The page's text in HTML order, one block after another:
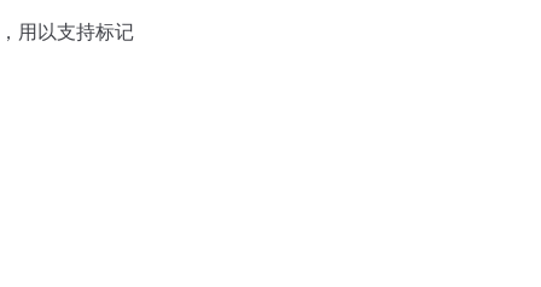
用以支持标记